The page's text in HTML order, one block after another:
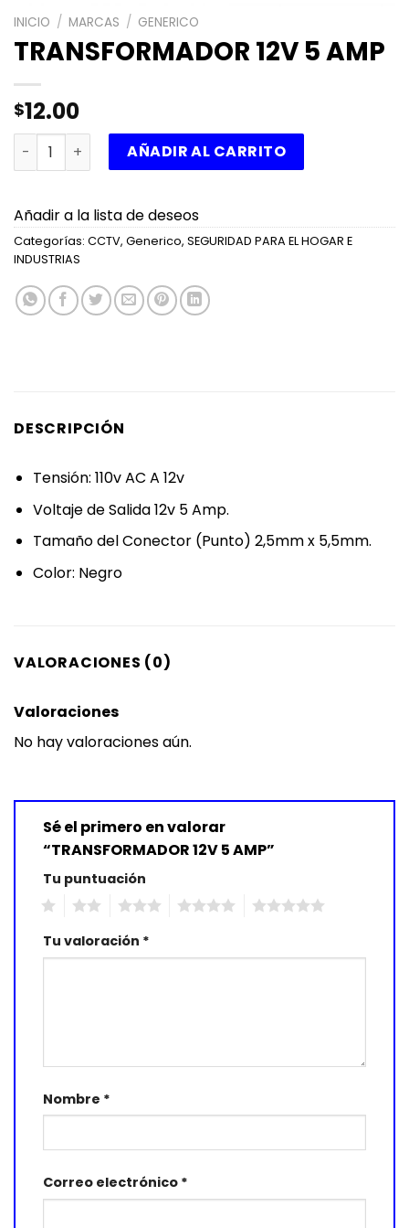
INICIO / MARCAS / GENERICO
TRANSFORMADOR 12V 5 AMP
$12.00
TRANSFORMADOR 12V 5 AMP cantidad
AÑADIR AL CARRITO
Añadir a la lista de deseos
Categorías: CCTV, Generico, SEGURIDAD PARA EL HOGAR E
INDUSTRIAS
DESCRIPCIÓN
Tensión: 110v AC A 12v
Voltaje de Salida 12v 5 Amp.
Tamaño del Conector (Punto) 2,5mm x 5,5mm.
Color: Negro
VALORACIONES (0)
Valoraciones
No hay valoraciones aún.
Sé el primero en valorar
“TRANSFORMADOR 12V 5 AMP”
Tu puntuación
Tu valoración *
Nombre *
Correo electrónico *